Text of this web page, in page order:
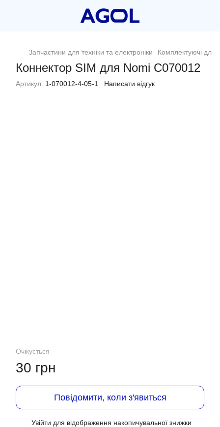
Запчастини для техніки та електроніки Комплектуючі для
Коннектор SIM для Nomi C070012
Артикул: 1-070012-4-05-1 Написати відгук
Очікується
30 грн
Повідомити, коли з'явиться
Увійти для відображення накопичувальної знижки